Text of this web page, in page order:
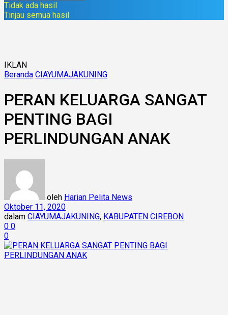
Tidak ada hasil
Tinjau semua hasil
IKLAN
Beranda CIAYUMAJAKUNING
PERAN KELUARGA SANGAT
PENTING BAGI
PERLINDUNGAN ANAK
oleh Harian Pelita News
Oktober 11, 2020
dalam CIAYUMAJAKUNING, KABUPATEN CIREBON
0 0
0